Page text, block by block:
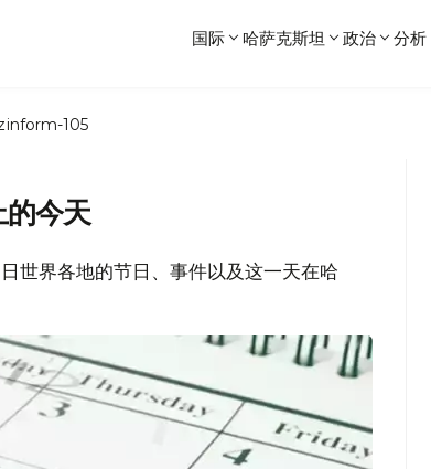
国际 哈萨克斯坦 政治 分析
105
的今天
世界各地的节日、事件以及这一天在哈